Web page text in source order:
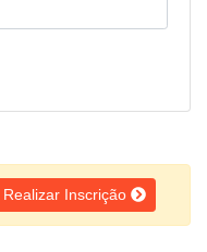
Realizar Inscrição